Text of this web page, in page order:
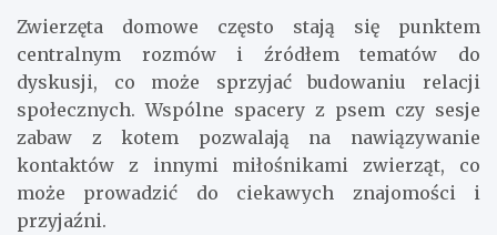
Zwierzęta domowe często stają się punktem
centralnym rozmów i źródłem tematów do
dyskusji, co może sprzyjać budowaniu relacji
społecznych. Wspólne spacery z psem czy sesje
zabaw z kotem pozwalają na nawiązywanie
kontaktów z innymi miłośnikami zwierząt, co
może prowadzić do ciekawych znajomości i
przyjaźni.